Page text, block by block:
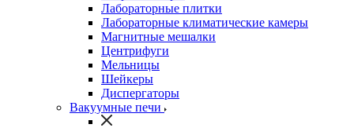
Лабораторные плитки
Лабораторные климатические камеры
Магнитные мешалки
Центрифуги
Мельницы
Шейкеры
Диспергаторы
Вакуумные печи